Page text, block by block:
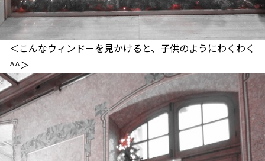
＜こんなウィンドーを見かけると、子供のようにわくわく
^^＞